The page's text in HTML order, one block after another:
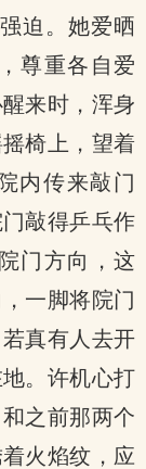
迫。她爱晒
尊重各自爱
来时，浑身
椅上，望着
内传来敲门
敲得乒乓作
门方向，这
一脚将院门
真有人去开
。许机心打
之前那两个
火焰纹，应